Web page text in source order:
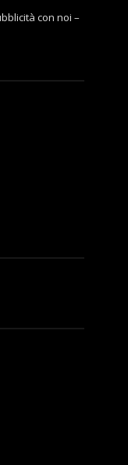
con noi –